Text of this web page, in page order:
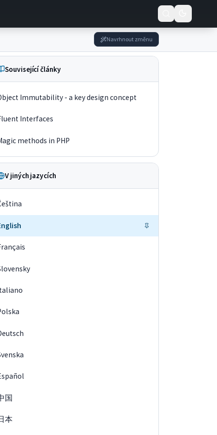
Navrhnout změnu
Související články
Immutability - a key design concept
Interfaces
methods in PHP
V jiných jazycích
国
本